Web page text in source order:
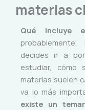
materias
Qué incluye
decides ir a
estudiar, cómo
materias suelen
va lo más
existe un